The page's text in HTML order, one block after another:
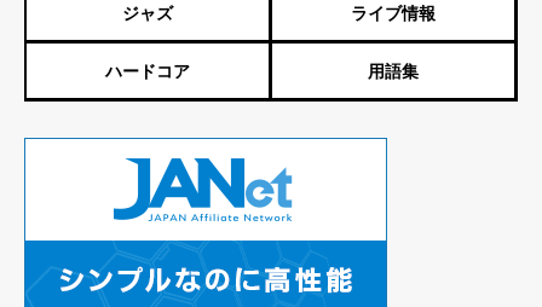
ジャズ ライブ情報
ハードコア 用語集